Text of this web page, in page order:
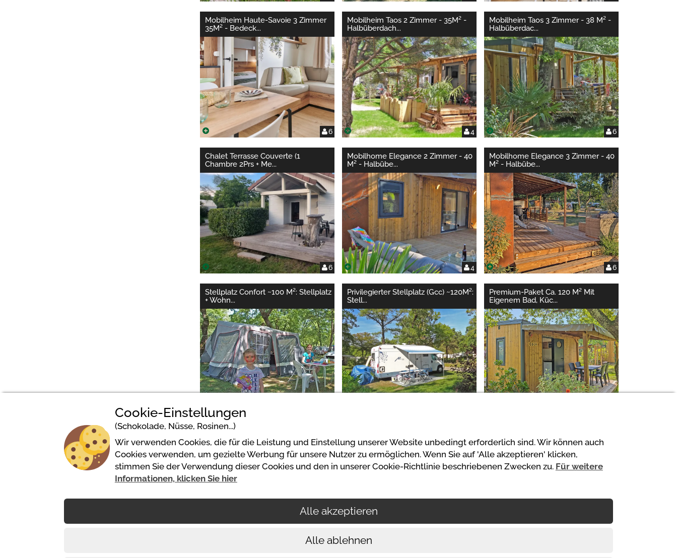
6
Mobilheim Haute-Savoie 3 Zimmer
35M² - Bedeck...
4
Mobilheim Taos 2 Zimmer - 35M² -
Halbüberdach...
6
Mobilheim Taos 3 Zimmer - 38 M² -
Halbüberdac...
6
Chalet Terrasse Couverte (1
Chambre 2Prs + Me...
4
Mobilhome Elegance 2 Zimmer - 40
M² - Halbübe...
6
Mobilhome Elegance 3 Zimmer - 40
M² - Halbübe...
Stellplatz Confort ~100 M²: Stellplatz
+ Wohn...
Privilegierter Stellplatz (Gcc) ~120M²:
Stell...
Premium-Paket Ca. 120 M² Mit
Eigenem Bad, Küc...
Camping Saint Disdille Powered by
https://www.mycamping.com/
Ihre Zahlungen sind
Cookie-Einstellungen
(Schokolade, Nüsse, Rosinen...)
Wir verwenden Cookies, die für die Leistung und Einstellung unserer Website unbedingt erforderlich sind. Wir können auch
Cookies verwenden, um gezielte Werbung für unsere Nutzer zu ermöglichen. Wenn Sie auf 'Alle akzeptieren' klicken,
stimmen Sie der Verwendung dieser Cookies und den in unserer Cookie-Richtlinie beschriebenen Zwecken zu. Für weitere
Informationen, klicken Sie hier
Alle akzeptieren
Alle ablehnen